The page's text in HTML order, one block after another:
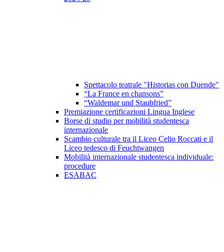
Spettacolo teatrale "Historias con Duende"
“La France en chansons”
“Waldemar und Staubfried”
Premiazione certificazioni Lingua Inglese
Borse di studio per mobilità studentesca
internazionale
Scambio culturale tra il Liceo Celio Roccati e il
Liceo tedesco di Feuchtwangen
Mobilità internazionale studentesca individuale:
procedure
ESABAC